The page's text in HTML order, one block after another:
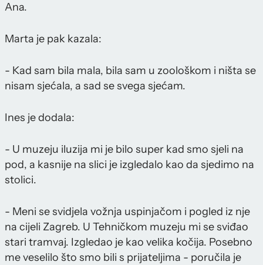
Ana.
Marta je pak kazala:
- Kad sam bila mala, bila sam u zoološkom i ništa se
nisam sjećala, a sad se svega sjećam.
Ines je dodala:
- U muzeju iluzija mi je bilo super kad smo sjeli na
pod, a kasnije na slici je izgledalo kao da sjedimo na
stolici.
- Meni se svidjela vožnja uspinjačom i pogled iz nje
na cijeli Zagreb. U Tehničkom muzeju mi se sviđao
stari tramvaj. Izgledao je kao velika kočija. Posebno
me veselilo što smo bili s prijateljima - poručila je